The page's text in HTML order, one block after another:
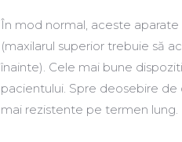
În mod normal, aceste
(maxilarul superior trebuie să
înainte). Cele mai bune
pacientului. Spre deosebire
mai rezistente pe termen lung.